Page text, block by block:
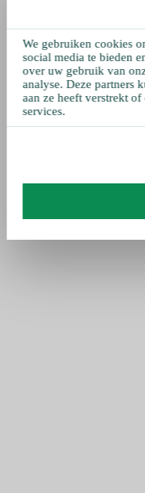
We gebruiken cookies
social media te bieden
over uw gebruik van
analyse. Deze partners
aan ze heeft verstrekt
services.